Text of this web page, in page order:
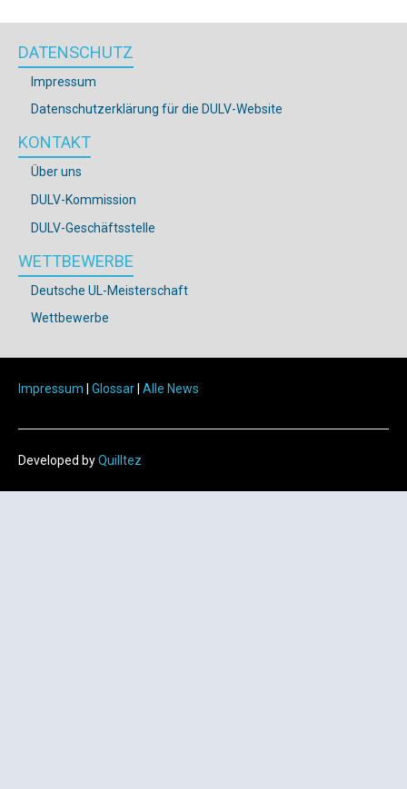
DATENSCHUTZ
Impressum
Datenschutzerklärung für die DULV-Website
KONTAKT
Über uns
DULV-Kommission
DULV-Geschäftsstelle
WETTBEWERBE
Deutsche UL-Meisterschaft
Wettbewerbe
Impressum Glossar Alle News
Developed byQuilltez